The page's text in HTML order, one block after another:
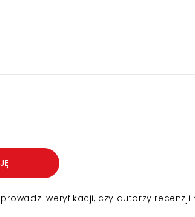
weryfikacji, czy autorzy recenzji